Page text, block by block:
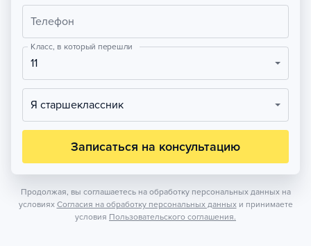
Телефон
Класс, в который перешли
11
Я старшеклассник
Записаться на консультацию
Продолжая, вы соглашаетесь на обработку персональных данных на
условиях Согласия на обработку персональных данных и принимаете
условия Пользовательского соглашения.